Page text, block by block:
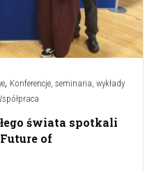
, Konferencje, seminaria, wykłady
świata spotkali
of